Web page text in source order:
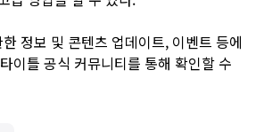
한 정보 및 콘텐츠 업데이트, 이벤트 등에
이틀 공식 커뮤니티를 통해 확인할 수